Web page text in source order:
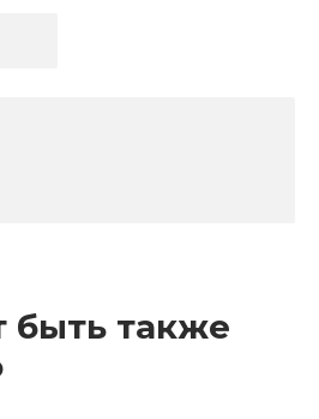
быть также